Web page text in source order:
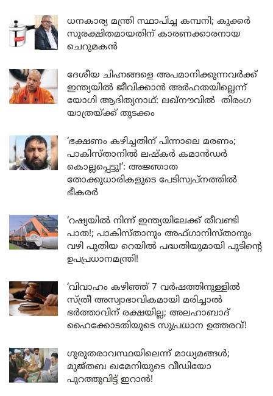
ധനകാര്യ മന്ത്രി സ്ഥാപിച്ച കമ്പനി; കുക്കർ
സുരക്ഷിതമായതിന് കാരണക്കാരനായ
ചെറുമകൻ
ദേശീയ ചിഹ്നങ്ങളെ അപമാനിക്കുന്നവർക്ക്
ഇന്ത്യയിൽ ജീവിക്കാൻ അർഹതയില്ലെന്ന്
യോഗി ആദിത്യനാഥ്: ലഖ്‌നൗവിൽ തിരംഗ
യാത്രയ്ക്ക് തുടക്കം
‘ഭക്ഷണം കഴിച്ചതിന് പിന്നാലെ മരണം;
പാകിസ്താനിൽ ലഷ്കർ കമാൻഡർ
കൊല്ലപ്പെട്ടു!’: അജ്ഞാത
തോക്കുധാരികളുടെ പേടിസ്വപ്നത്തിൽ
ഭീകരർ
‘റഷ്യയിൽ നിന്ന് ഇന്ത്യയിലേക്ക് തീവണ്ടി
പാത!; പാകിസ്താനും അഫ്ഗാനിസ്താനും
വഴി പുതിയ റെയിൽ പദ്ധതിയുമായി പുടിന്റെ
ഉപപ്രധാനമന്ത്രി!
‘വിവാഹം കഴിഞ്ഞ് 7 വർഷത്തിനുള്ളിൽ
സ്ത്രീ അസ്വാഭാവികമായി മരിച്ചാൽ
ഭർത്താവിന് രക്ഷയില്ല; അലഹാബാദ്
ഹൈക്കോടതിയുടെ സുപ്രധാന ഉത്തരവ്!
ഗുരുതരാവസ്ഥയിലെന്ന് മാധ്യമങ്ങൾ;
മുജ്തബ ഖമേനിയുടെ വീഡിയോ
പുറത്തുവിട്ട് ഇറാൻ!